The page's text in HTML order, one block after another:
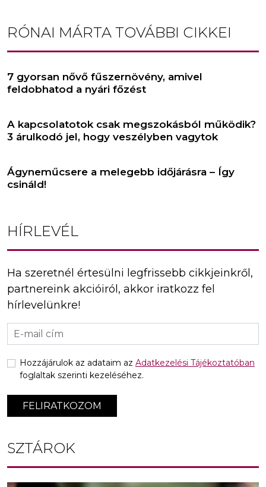
RÓNAI MÁRTA TOVÁBBI CIKKEI
7 gyorsan nővő fűszernövény, amivel
feldobhatod a nyári főzést
A kapcsolatotok csak megszokásból működik?
3 árulkodó jel, hogy veszélyben vagytok
Ágyneműcsere a melegebb időjárásra – Így
csináld!
HÍRLEVÉL
Ha szeretnél értesülni legfrissebb cikkjeinkről,
partnereink akcióiról, akkor iratkozz fel
hírlevelünkre!
FELIRATKOZOM
Hozzájárulok az adataim az Adatkezelési Tájékoztatóban
foglaltak szerinti kezeléséhez.
SZTÁROK